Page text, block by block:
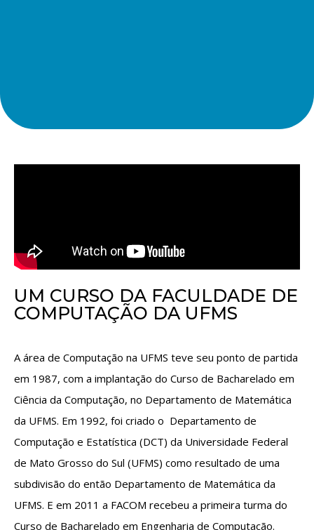
UM CURSO DA FACULDADE DE
COMPUTAÇÃO DA UFMS
A área de Computação na UFMS teve seu ponto de partida
em 1987, com a implantação do Curso de Bacharelado em
Ciência da Computação, no Departamento de Matemática
da UFMS. Em 1992, foi criado o Departamento de
Computação e Estatística (DCT) da Universidade Federal
de Mato Grosso do Sul (UFMS) como resultado de uma
subdivisão do então Departamento de Matemática da
UFMS. E em 2011 a FACOM recebeu a primeira turma do
Curso de Bacharelado em Engenharia de Computação.